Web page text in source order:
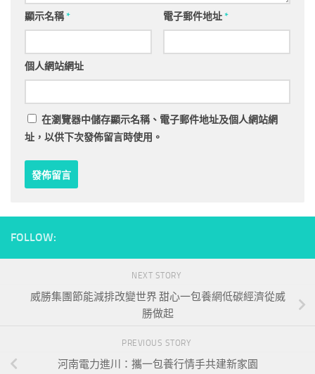
顯示名稱* 電子郵件地址*
個人網站網址
在瀏覽器中儲存顯示名稱、電子郵件地址及個人網站網
址，以供下次發佈留言時使用。
FOLLOW:
NEXT STORY
威勝集團節能減排改變世界 甜心一包養網低碳經濟從威
勝做起
PREVIOUS STORY
河南電力進川：攜一包養行情手共建新家園